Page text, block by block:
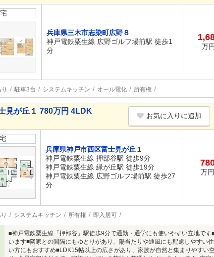
兵庫県三木市志染町広野８
神戸電鉄粟生線 広野ゴルフ場前駅 徒歩1
分
万円
駐車3台 システムキッチン オール電化 所有権
見が丘１ 780万円 4LDK
お気に入りに追加
兵庫県神戸市西区富士見が丘１
神戸電鉄粟生線 押部谷駅 徒歩9分
神戸電鉄粟生線 緑が丘駅 徒歩19分
神戸電鉄粟生線 広野ゴルフ場前駅 徒歩27
分
万円
システムキッチン 所有権 即入居可
■神戸電鉄粟生線「押部谷」駅徒歩9分で通勤・通学にも使いやすい立地で
います■隣家との間隔にもゆとりがあり、陽当たりや通風にも配慮しやすい
い方にもおすすめ■LDK15帖以上の広さがあり、家族が自然と集まりやす